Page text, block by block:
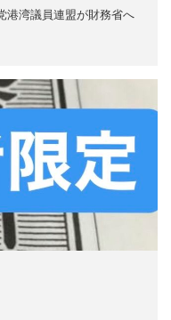
湾議員連盟が財務省へ